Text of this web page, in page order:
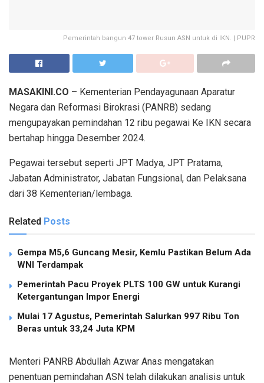
Pemerintah bangun 47 tower Rusun ASN untuk di IKN. | PUPR
MASAKINI.CO – Kementerian Pendayagunaan Aparatur
Negara dan Reformasi Birokrasi (PANRB) sedang
mengupayakan pemindahan 12 ribu pegawai Ke IKN secara
bertahap hingga Desember 2024.
Pegawai tersebut seperti JPT Madya, JPT Pratama,
Jabatan Administrator, Jabatan Fungsional, dan Pelaksana
dari 38 Kementerian/lembaga.
Related Posts
Gempa M5,6 Guncang Mesir, Kemlu Pastikan Belum Ada
WNI Terdampak
Pemerintah Pacu Proyek PLTS 100 GW untuk Kurangi
Ketergantungan Impor Energi
Mulai 17 Agustus, Pemerintah Salurkan 997 Ribu Ton
Beras untuk 33,24 Juta KPM
Menteri PANRB Abdullah Azwar Anas mengatakan
penentuan pemindahan ASN telah dilakukan analisis untuk